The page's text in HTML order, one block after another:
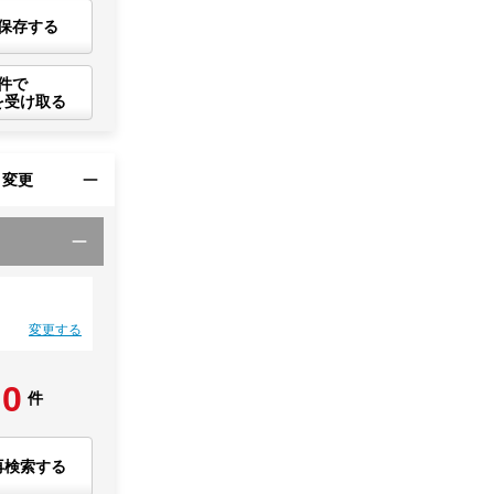
存する
で
受け取る
更
変更する
0 件
検索する